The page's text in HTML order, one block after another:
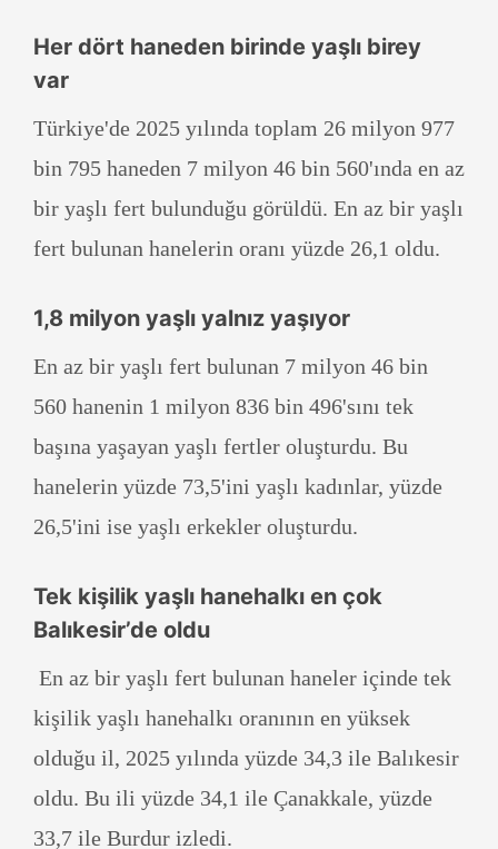
Her dört haneden birinde yaşlı birey
var
Türkiye'de 2025 yılında toplam 26 milyon 977
bin 795 haneden 7 milyon 46 bin 560'ında en az
bir yaşlı fert bulunduğu görüldü. En az bir yaşlı
fert bulunan hanelerin oranı yüzde 26,1 oldu.
1,8 milyon yaşlı yalnız yaşıyor
En az bir yaşlı fert bulunan 7 milyon 46 bin
560 hanenin 1 milyon 836 bin 496'sını tek
başına yaşayan yaşlı fertler oluşturdu. Bu
hanelerin yüzde 73,5'ini yaşlı kadınlar, yüzde
26,5'ini ise yaşlı erkekler oluşturdu.
Tek kişilik yaşlı hanehalkı en çok
Balıkesir’de oldu
En az bir yaşlı fert bulunan haneler içinde tek
kişilik yaşlı hanehalkı oranının en yüksek
olduğu il, 2025 yılında yüzde 34,3 ile Balıkesir
oldu. Bu ili yüzde 34,1 ile Çanakkale, yüzde
33,7 ile Burdur izledi.